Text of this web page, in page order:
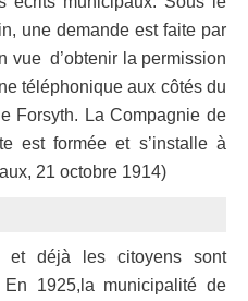
une demande est faite par
vue d’obtenir la permission
téléphonique aux côtés du
Forsyth. La Compagnie de
est formée et s’installe à
21 octobre 1914)
et déjà les citoyens sont
1925,la municipalité de